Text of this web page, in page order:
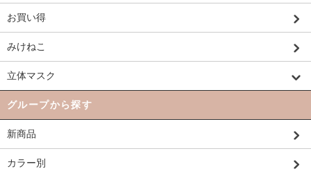
お買い得
みけねこ
立体マスク
グループから探す
新商品
カラー別